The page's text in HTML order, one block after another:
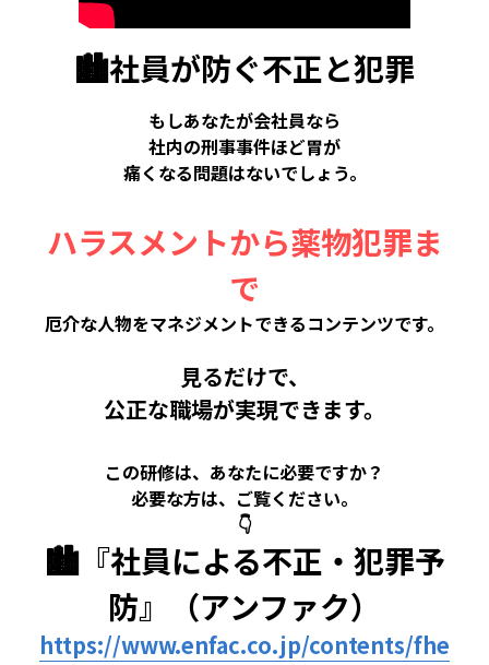
🏙️社員が防ぐ不正と犯罪
もしあなたが会社員なら
社内の刑事事件ほど胃が
痛くなる問題はないでしょう。
ハラスメントから薬物犯罪ま
で
厄介な人物をマネジメントできるコンテンツです。
見るだけで、
公正な職場が実現できます。
この研修は、あなたに必要ですか？
必要な方は、ご覧ください。
👇
🏙️『社員による不正・犯罪予
防』（アンファク）
https://www.enfac.co.jp/contents/fhe